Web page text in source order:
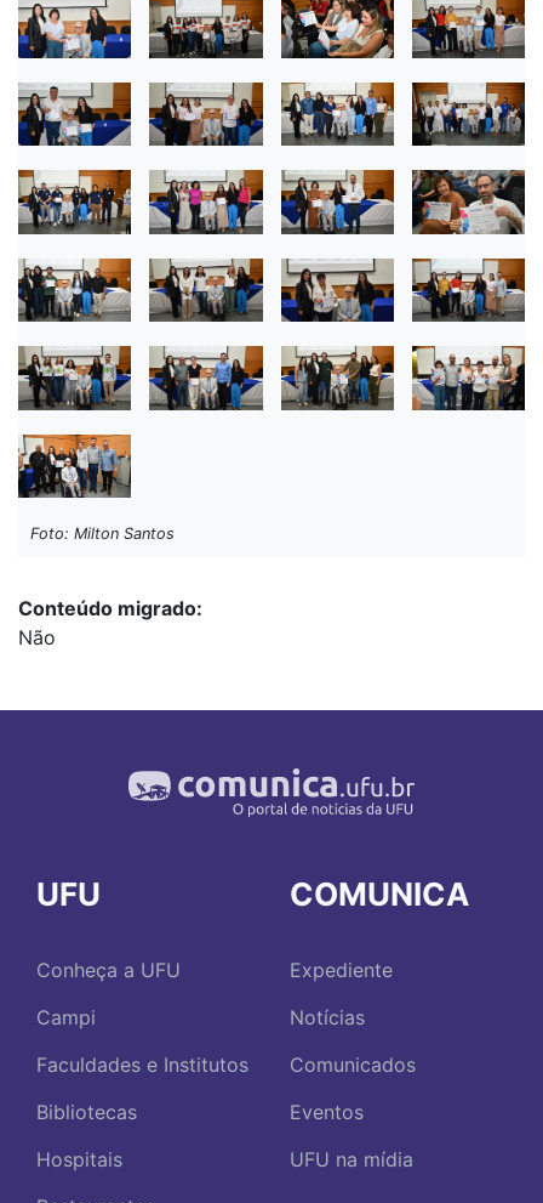
Foto: Milton Santos
Conteúdo migrado
Não
UFU
Conheça a UFU
Campi
Faculdades e Institutos
Bibliotecas
Hospitais
COMUNICA
Expediente
Notícias
Comunicados
Eventos
UFU na mídia